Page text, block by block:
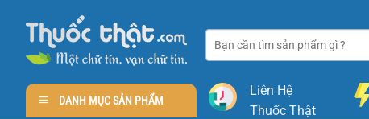
content
kiếm:
DANH MỤC SẢN PHẨM
Liên Hệ
Thuốc Thật